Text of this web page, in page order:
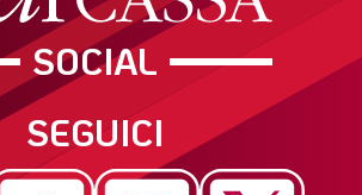
SOCIAL
SEGUICI